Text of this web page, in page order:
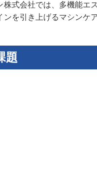
式会社では、多機能エ
を引き上げるマシンケ
題